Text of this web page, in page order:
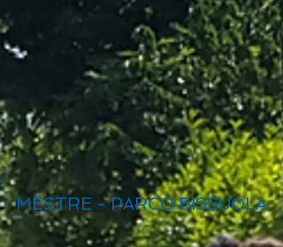
MESTRE - PARCO BISSUOLA